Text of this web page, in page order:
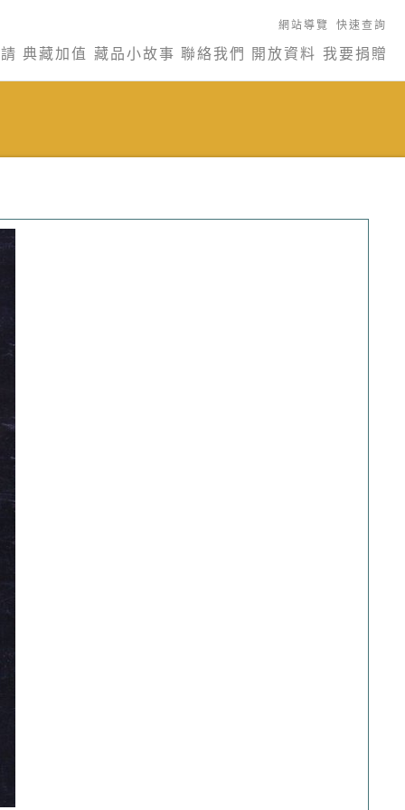
網站導覽 快速查詢
典藏加值 藏品小故事 聯絡我們 開放資料 我要捐贈